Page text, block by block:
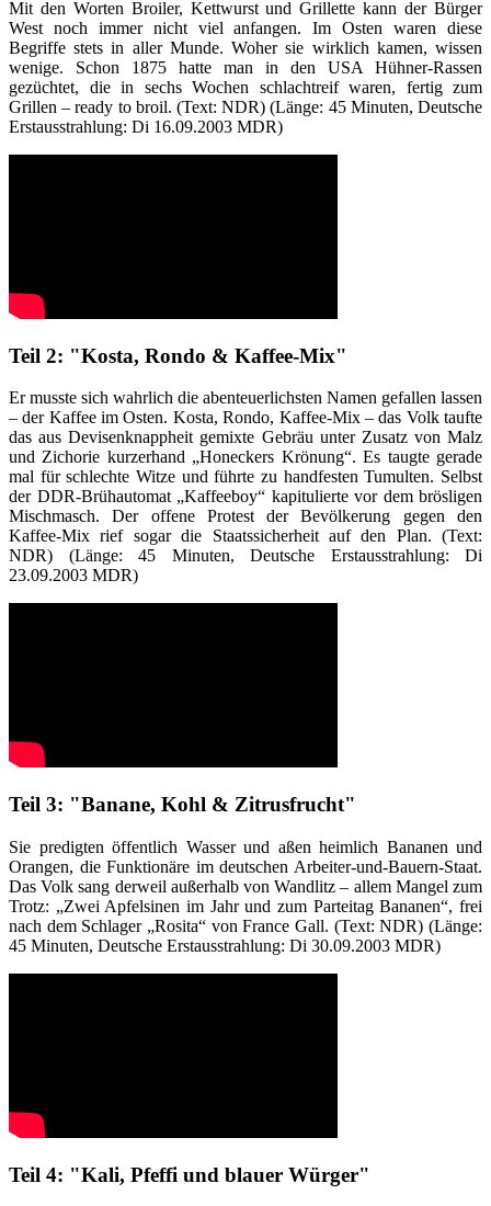
Mit den Worten Broiler, Kettwurst und Grillette kann der Bürger
West noch immer nicht viel anfangen. Im Osten waren diese
Begriffe stets in aller Munde. Woher sie wirklich kamen, wissen
wenige. Schon 1875 hatte man in den USA Hühner-Rassen
gezüchtet, die in sechs Wochen schlachtreif waren, fertig zum
Grillen – ready to broil. (Text: NDR) (Länge: 45 Minuten, Deutsche
Erstausstrahlung: Di 16.09.2003 MDR)
Teil 2: "Kosta, Rondo & Kaffee-Mix"
Er musste sich wahrlich die abenteuerlichsten Namen gefallen lassen
– der Kaffee im Osten. Kosta, Rondo, Kaffee-Mix – das Volk taufte
das aus Devisenknappheit gemixte Gebräu unter Zusatz von Malz
und Zichorie kurzerhand „Honeckers Krönung“. Es taugte gerade
mal für schlechte Witze und führte zu handfesten Tumulten. Selbst
der DDR-Brühautomat „Kaffeeboy“ kapitulierte vor dem brösligen
Mischmasch. Der offene Protest der Bevölkerung gegen den
Kaffee-Mix rief sogar die Staatssicherheit auf den Plan. (Text:
NDR) (Länge: 45 Minuten, Deutsche Erstausstrahlung: Di
23.09.2003 MDR)
Teil 3: "Banane, Kohl & Zitrusfrucht"
Sie predigten öffentlich Wasser und aßen heimlich Bananen und
Orangen, die Funktionäre im deutschen Arbeiter-und-Bauern-Staat.
Das Volk sang derweil außerhalb von Wandlitz – allem Mangel zum
Trotz: „Zwei Apfelsinen im Jahr und zum Parteitag Bananen“, frei
nach dem Schlager „Rosita“ von France Gall. (Text: NDR) (Länge:
45 Minuten, Deutsche Erstausstrahlung: Di 30.09.2003 MDR)
Teil 4: "Kali, Pfeffi und blauer Würger"